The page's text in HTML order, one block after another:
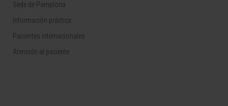
Sede de Pamplona
Información práctica
Pacientes internacionales
Atención al paciente